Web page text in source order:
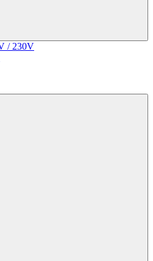
/ 230V